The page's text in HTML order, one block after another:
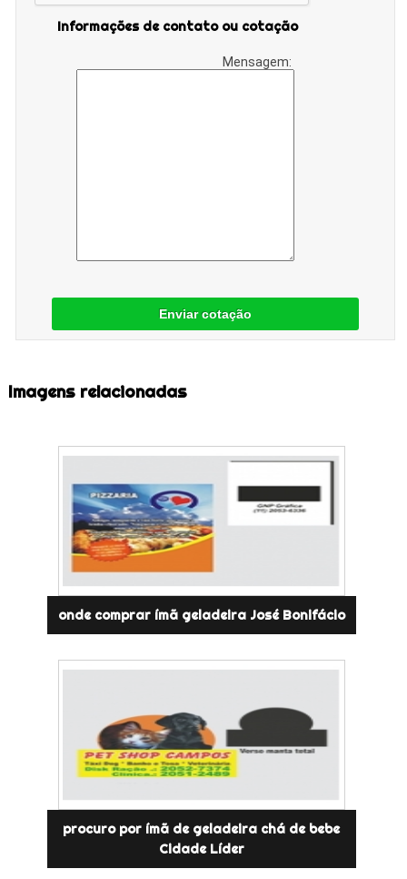
Informações de contato ou cotação
Mensagem:
Enviar cotação
Imagens relacionadas
onde comprar ímã geladeira José Bonifácio
procuro por ímã de geladeira chá de bebe
Cidade Líder